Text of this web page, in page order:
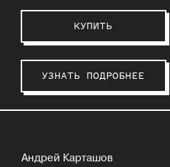
КУПИТЬ
УЗНАТЬ ПОДРОБНЕЕ
Андрей Карташов